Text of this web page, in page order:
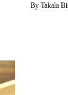
By Takala